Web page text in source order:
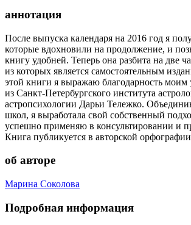
аннотация
После выпуска календаря на 2016 год я
которые вдохновили на продолжение, и
книгу удобней. Теперь она разбита на две
из которых является самостоятельным
этой книги я выражаю благодарность моим
из Санкт-Петербургского института
астропсихологии Дарьи Тележко.
школ, я выработала свой собственный
успешно применяю в консультировании и
Книга публикуется в авторской
об авторе
Марина Соколова
Подробная информация